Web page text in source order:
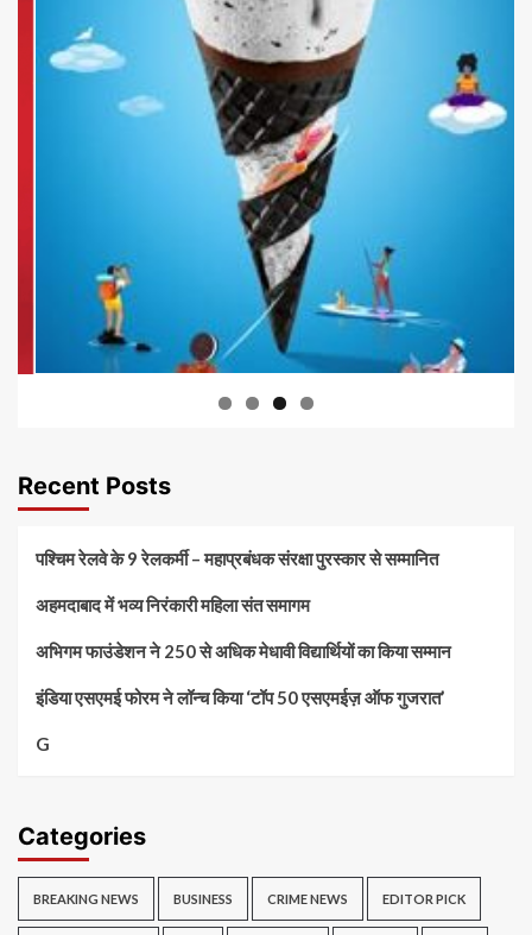
Recent Posts
पश्चिम रेलवे के 9 रेलकर्मी – महाप्रबंधक संरक्षा पुरस्कार से सम्मानित
अहमदाबाद में भव्य निरंकारी महिला संत समागम
अभिगम फाउंडेशन ने 250 से अधिक मेधावी विद्यार्थियों का किया सम्मान
इंडिया एसएमई फोरम ने लॉन्च किया ‘टॉप 50 एसएमईज़ ऑफ गुजरात’
G
Categories
BREAKING NEWS BUSINESS CRIME NEWS EDITOR PICK